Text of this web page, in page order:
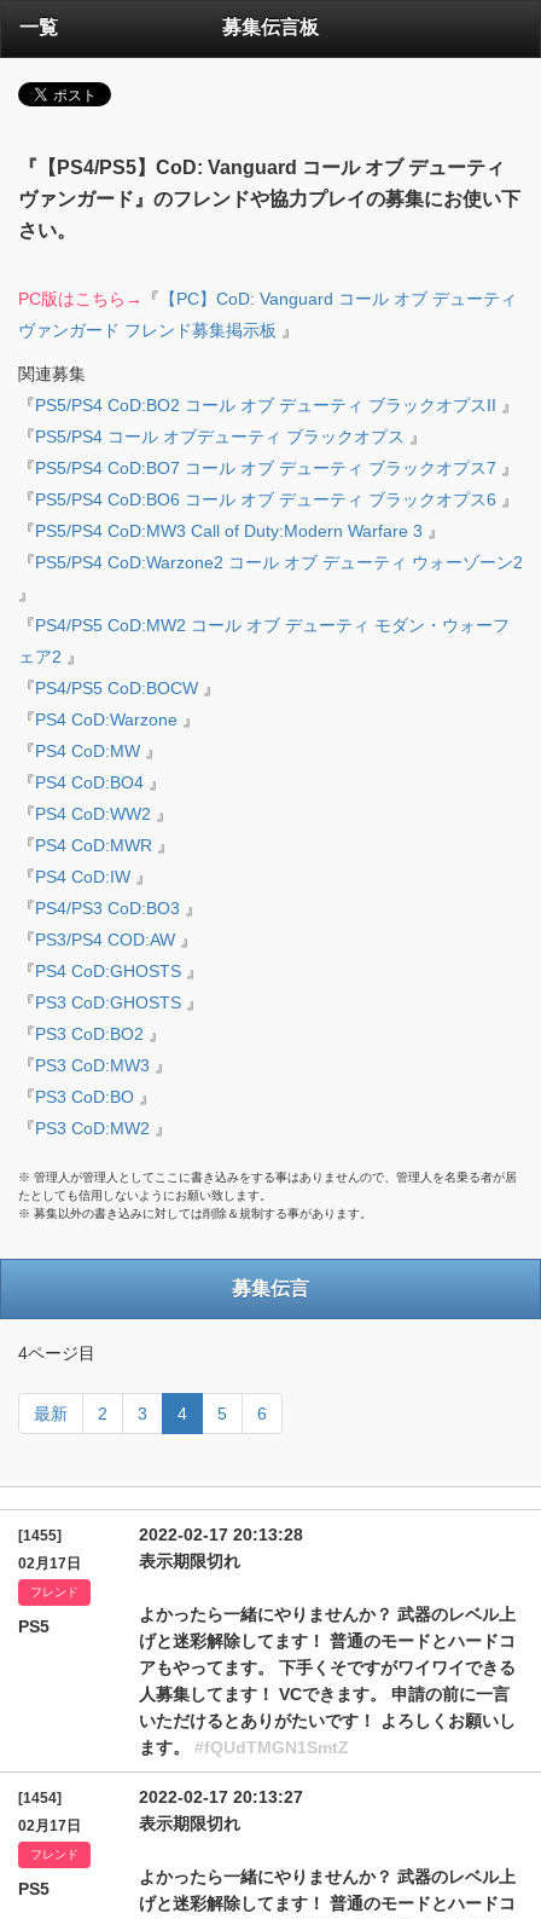
一覧 募集伝言板
『【PS4/PS5】CoD: Vanguard コール オブ デューティ
ヴァンガード』のフレンドや協力プレイの募集にお使い下
さい。
PC版はこちら→ 『 【PC】CoD: Vanguard コール オブ デューティ
ヴァンガード フレンド募集掲示板 』
関連募集
『PS5/PS4 CoD:BO2 コール オブ デューティ ブラックオプスII 』
『PS5/PS4 コール オブデューティ ブラックオプス 』
『PS5/PS4 CoD:BO7 コール オブ デューティ ブラックオプス7 』
『PS5/PS4 CoD:BO6 コール オブ デューティ ブラックオプス6 』
『PS5/PS4 CoD:MW3 Call of Duty:Modern Warfare 3 』
『PS5/PS4 CoD:Warzone2 コール オブ デューティ ウォーゾーン2
』
『PS4/PS5 CoD:MW2 コール オブ デューティ モダン・ウォーフ
ェア2 』
『PS4/PS5 CoD:BOCW 』
『PS4 CoD:Warzone 』
『PS4 CoD:MW 』
『PS4 CoD:BO4 』
『PS4 CoD:WW2 』
『PS4 CoD:MWR 』
『PS4 CoD:IW 』
『PS4/PS3 CoD:BO3 』
『PS3/PS4 COD:AW 』
『PS4 CoD:GHOSTS 』
『PS3 CoD:GHOSTS 』
『PS3 CoD:BO2 』
『PS3 CoD:MW3 』
『PS3 CoD:BO 』
『PS3 CoD:MW2 』
※ 管理人が管理人としてここに書き込みをする事はありませんので、管理人を名乗る者が居
たとしても信用しないようにお願い致します。
※ 募集以外の書き込みに対しては削除＆規制する事があります。
募集伝言
4ページ目
最新 2 3 4 5 6
[1455]
02月17日
フレンド
PS5
2022-02-17 20:13:28
表示期限切れ
よかったら一緒にやりませんか？ 武器のレベル上
げと迷彩解除してます！ 普通のモードとハードコ
アもやってます。 下手くそですがワイワイできる
人募集してます！ VCできます。 申請の前に一言
いただけるとありがたいです！ よろしくお願いし
ます。 #fQUdTMGN1SmtZ
[1454]
02月17日
フレンド
PS5
2022-02-17 20:13:27
表示期限切れ
よかったら一緒にやりませんか？ 武器のレベル上
げと迷彩解除してます！ 普通のモードとハードコ